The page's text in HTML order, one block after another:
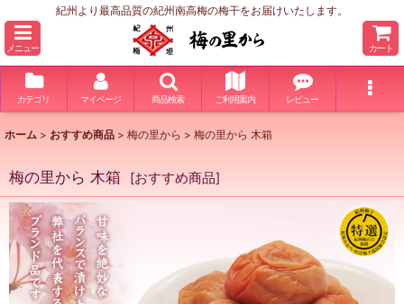
紀州より最高品質の紀州南高梅の梅干をお届けいたします。
メニュー カート
カテゴリ マイページ 商品検索 ご利用案内 レビュー
ホーム > おすすめ商品 > 梅の里から > 梅の里から 木箱
梅の里から 木箱 [おすすめ商品]